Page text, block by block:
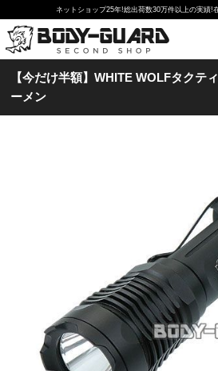
ネットショップ25年!総出荷数30万件以上の実績!
【今だけ半額】WHITE WOLFタク
ーメン